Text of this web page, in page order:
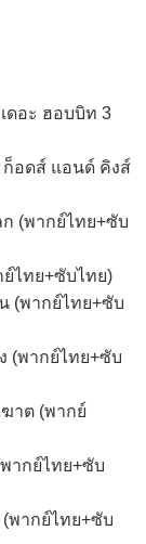
ดอะ ฮอบบิท 3
ก็อดส์ แอนด์ คิงส์
ก (พากย์ไทย+ซับ
ย์ไทย+ซับไทย)
(พากย์ไทย+ซับ
(พากย์ไทย+ซับ
าต (พากย์
ากย์ไทย+ซับ
พากย์ไทย+ซับ